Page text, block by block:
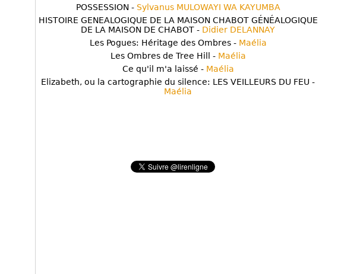
POSSESSION - Sylvanus MULOWAYI WA KAYUMBA
HISTOIRE GENEALOGIQUE DE LA MAISON CHABOT GÉNÉALOGIQUE
DE LA MAISON DE CHABOT - Didier DELANNAY
Les Pogues: Héritage des Ombres - Maélia
Les Ombres de Tree Hill - Maélia
Ce qu'il m'a laissé - Maélia
Elizabeth, ou la cartographie du silence: LES VEILLEURS DU FEU -
Maélia